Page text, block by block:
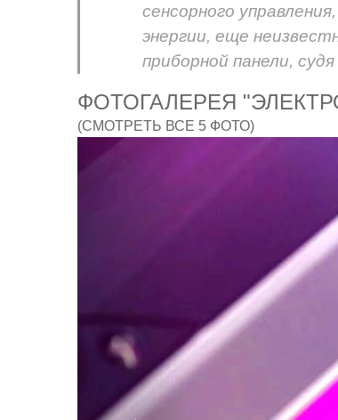
сенсорного
энергии, еще
приборной панели,
ФОТОГАЛЕРЕЯ
(СМОТРЕТЬ ВСЕ 5 ФОТО)